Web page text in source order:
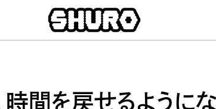
間を戻せるように